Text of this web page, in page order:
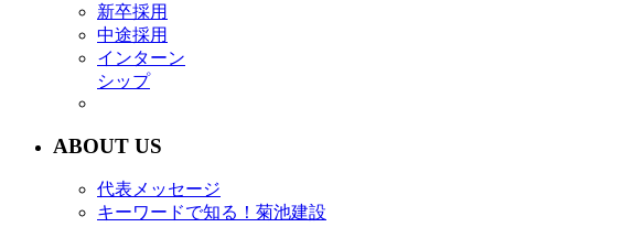
新卒採用
中途採用
インターン
シップ
ABOUT US
代表メッセージ
キーワードで知る！菊池建設